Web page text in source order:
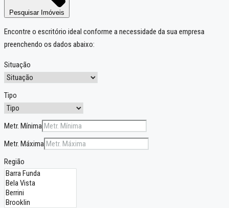
Pesquisar Imóveis
Encontre o escritório ideal conforme a necessidade da sua empresa
preenchendo os dados abaixo:
Situação
Tipo
Metr. Mínima
Metr. Máxima
Região